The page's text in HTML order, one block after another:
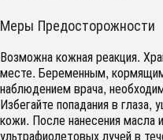
Меры Предосторожности
Возможна кожная реакция.
месте. Беременным,
наблюдением врача,
Избегайте попадания в глаза,
кожи. После нанесения масла
ультрафиолетовых лучей в